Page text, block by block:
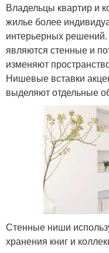
Владельцы квартир и
жилье более
интерьерных
являются стенные и
изменяют
Нишевые вставки
выделяют отдельные
Стенные ниши
хранения книг и